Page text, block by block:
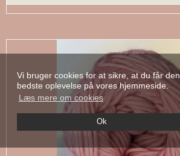
Vi bruger cookies for at sikre, at du får den
bedste oplevelse på vores hjemmeside.
Læs mere om cookies
Ok